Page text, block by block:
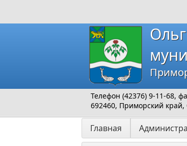
Телефон (42376) 9-11-68,
692460, Приморский край,
Главная